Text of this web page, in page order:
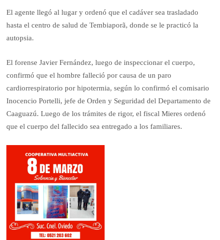
El agente llegó al lugar y ordenó que el cadáver sea trasladado
hasta el centro de salud de Tembiaporã, donde se le practicó la
autopsia.
El forense Javier Fernández, luego de inspeccionar el cuerpo,
confirmó que el hombre falleció por causa de un paro
cardiorrespiratorio por hipotermia, según lo confirmó el comisario
Inocencio Portelli, jefe de Orden y Seguridad del Departamento de
Caaguazú. Luego de los trámites de rigor, el fiscal Mieres ordenó
que el cuerpo del fallecido sea entregado a los familiares.